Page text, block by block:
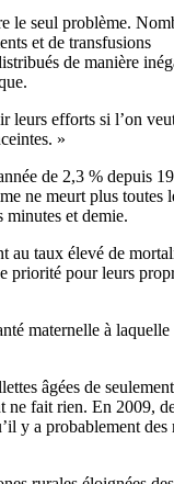
le seul problème.
et de transfusions
de manière
leurs efforts si l’on
»
de 2,3 % depuis
ne meurt plus toutes
minutes et demie.
au taux élevé de
priorité pour leurs
maternelle à laquelle
âgées de
ne fait rien. En 2009,
y a probablement